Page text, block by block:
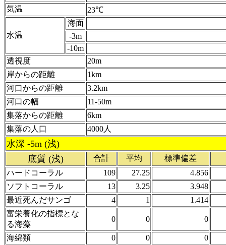
気温
23℃
水温
海面
-3m
-10m
透視度
20m
岸からの距離
1km
河口からの距離
3.2km
河口の幅
11-50m
集落からの距離
6km
集落の人口
4000人
水深 -5m (浅)
底質 (浅)
合計 平均
標準偏差
ハードコーラル
109 27.25
4.856
ソフトコーラル
13 3.25
3.948
最近死んだサンゴ
4 1
1.414
富栄養化の指標とな
る海藻
0 0 0
海綿類 0 0
0